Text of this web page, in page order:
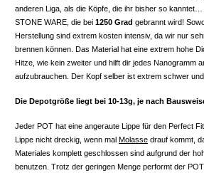
anderen Liga, als die Köpfe, die ihr bisher so
STONE WARE, die bei 1250 Grad gebrannt wird!
Herstellung sind extrem kosten intensiv, da wir nur
brennen können. Das Material hat eine extrem hohe
Hitze, wie kein zweiter und hilft dir jedes Nanogramm
aufzubrauchen. Der Kopf selber ist extrem schwer
Die Depotgröße liegt bei 10-13g, je nach
Jeder POT hat eine angeraute Lippe für den Perfect
Lippe nicht dreckig, wenn mal Molasse drauf kommt,
Materiales komplett geschlossen sind aufgrund der
benutzen. Trotz der geringen Menge performt der